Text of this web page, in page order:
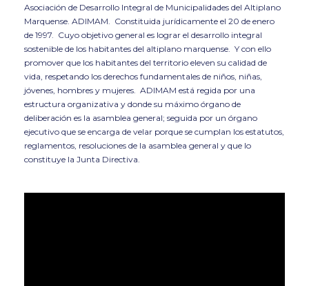
Asociación de Desarrollo Integral de Municipalidades del Altiplano
Marquense. ADIMAM. Constituida jurídicamente el 20 de enero
de 1997. Cuyo objetivo general es lograr el desarrollo integral
sostenible de los habitantes del altiplano marquense. Y con ello
promover que los habitantes del territorio eleven su calidad de
vida, respetando los derechos fundamentales de niños, niñas,
jóvenes, hombres y mujeres. ADIMAM está regida por una
estructura organizativa y donde su máximo órgano de
deliberación es la asamblea general; seguida por un órgano
ejecutivo que se encarga de velar porque se cumplan los estatutos,
reglamentos, resoluciones de la asamblea general y que lo
constituye la Junta Directiva.